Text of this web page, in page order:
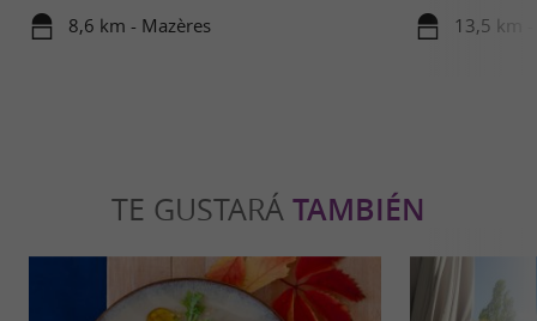
8,6 km - Mazères 13,5 km
TE GUSTARÁ TAMBIÉN